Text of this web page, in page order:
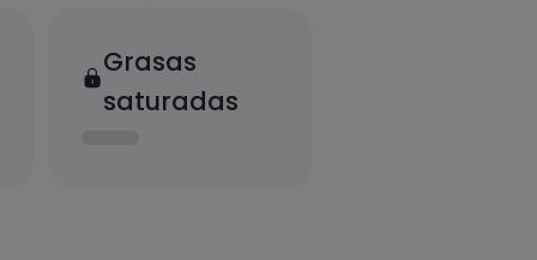
Grasas
saturadas